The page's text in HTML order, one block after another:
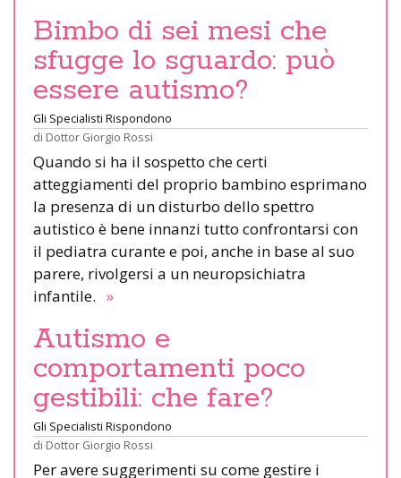
Bimbo di sei mesi che
sfugge lo sguardo: può
essere autismo?
Gli Specialisti Rispondono
di Dottor Giorgio Rossi
Quando si ha il sospetto che certi
atteggiamenti del proprio bambino esprimano
la presenza di un disturbo dello spettro
autistico è bene innanzi tutto confrontarsi con
il pediatra curante e poi, anche in base al suo
parere, rivolgersi a un neuropsichiatra
infantile. »
Autismo e
comportamenti poco
gestibili: che fare?
Gli Specialisti Rispondono
di Dottor Giorgio Rossi
Per avere suggerimenti su come gestire i